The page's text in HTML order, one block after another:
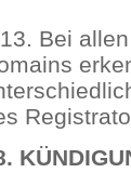
Bei